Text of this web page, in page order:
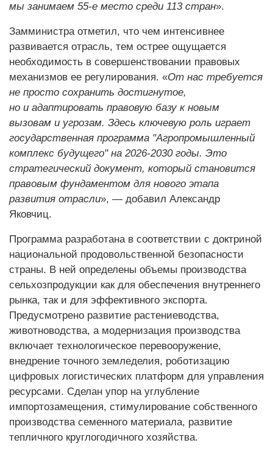
мы занимаем 55-е место среди 113 стран».
Замминистра отметил, что чем интенсивнее
развивается отрасль, тем острее ощущается
необходимость в совершенствовании правовых
механизмов ее регулирования. «От нас требуется
не просто сохранить достигнутое,
но и адаптировать правовую базу к новым
вызовам и угрозам. Здесь ключевую роль играет
государственная программа "Агропромышленный
комплекс будущего" на 2026-2030 годы. Это
стратегический документ, который становится
правовым фундаментом для нового этапа
развития отрасли», — добавил Александр
Яковчиц.
Программа разработана в соответствии с доктриной
национальной продовольственной безопасности
страны. В ней определены объемы производства
сельхозпродукции как для обеспечения внутреннего
рынка, так и для эффективного экспорта.
Предусмотрено развитие растениеводства,
животноводства, а модернизация производства
включает технологическое перевооружение,
внедрение точного земледелия, роботизацию
цифровых логистических платформ для управления
ресурсами. Сделан упор на углубление
импортозамещения, стимулирование собственного
производства семенного материала, развитие
тепличного круглогодичного хозяйства.